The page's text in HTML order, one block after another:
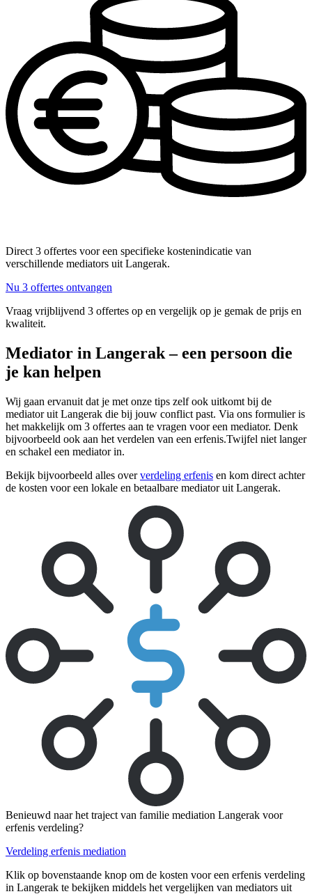
Direct 3 offertes voor een specifieke kostenindicatie van
verschillende mediators uit Langerak.
Nu 3 offertes ontvangen
Vraag vrijblijvend 3 offertes op en vergelijk op je gemak de prijs en
kwaliteit.
Mediator in Langerak – een persoon die
je kan helpen
Wij gaan ervanuit dat je met onze tips zelf ook uitkomt bij de
mediator uit Langerak die bij jouw conflict past. Via ons formulier is
het makkelijk om 3 offertes aan te vragen voor een mediator. Denk
bijvoorbeeld ook aan het verdelen van een erfenis.Twijfel niet langer
en schakel een mediator in.
Bekijk bijvoorbeeld alles oververdeling erfenis en kom direct achter
de kosten voor een lokale en betaalbare mediator uit Langerak.
Benieuwd naar het traject van familie mediation Langerak voor
erfenis verdeling?
Verdeling erfenis mediation
Klik op bovenstaande knop om de kosten voor een erfenis verdeling
in Langerak te bekijken middels het vergelijken van mediators uit